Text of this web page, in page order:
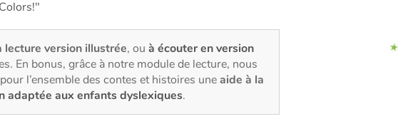
lecture version illustrée, ou à écouter en version
En bonus, grâce à notre module de lecture, nous
l’ensemble des contes et histoires uneaide à la
adaptée aux enfants dyslexiques.